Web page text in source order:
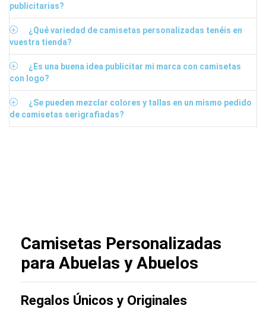
publicitarias?
¿Qué variedad de camisetas personalizadas tenéis en
vuestra tienda?
¿Es una buena idea publicitar mi marca con camisetas
con logo?
¿Se pueden mezclar colores y tallas en un mismo pedido
de camisetas serigrafiadas?
Camisetas Personalizadas
para Abuelas y Abuelos
Regalos Únicos y Originales